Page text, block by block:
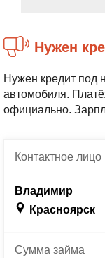
Нужен
Нужен кредит под
автомобиля.
официально.
Контактноелицо
Владимир
Красноярск
Суммазайма